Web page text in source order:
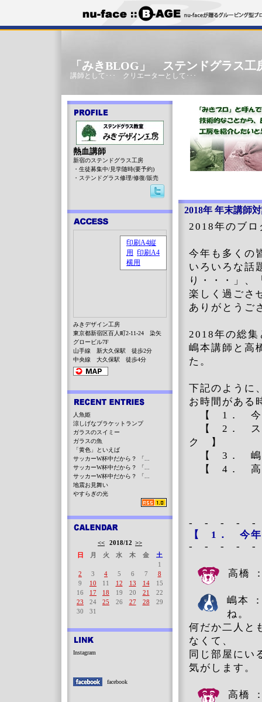
「みきBLOG」 ステンドグラス工
講師として･･･ クリエーターとして･･･
2018年 年末講師
2018年のブ
今年も多くの
いろいろな話
り・・・」
楽しく過ごさ
ありがとうご
2018年の総集
嶋本講師と高
た
下記のように
お時間がある
【 1． 今
【 2． ステ
ク 】
【 3． 嶋
【 4． 高
- - - -
【 1． 今年
- - - -
高橋
嶋本
ね。
何だか二人と
なくて、
同じ部屋にい
気がします。
高橋
熱血講師
新宿のステンドグラス工房
・生徒募集中/見学随時(要予約)
・ステンドグラス修理/修復/販売
みきデザイン工房
東京都新宿区百人町2-11-24 染矢
グロービル7F
山手線 新大久保駅 徒歩2分
中央線 大久保駅 徒歩4分
人魚姫
涼しげなブラケットランプ
ガラスのスイミー
ガラスの魚
「黄色」といえば
サッカーW杯中だから？ 「...
サッカーW杯中だから？ 「...
サッカーW杯中だから？ 「...
地震お見舞い
やすらぎの光
<< 2018/12 >>
日
月 火 水 木 金
土
1
2
3 4 5 6 7
8
9
10 11 12 13 14
15
16
17 18 19 20 21
22
23
24 25 26 27 28
29
30
31
Instagram
facebook